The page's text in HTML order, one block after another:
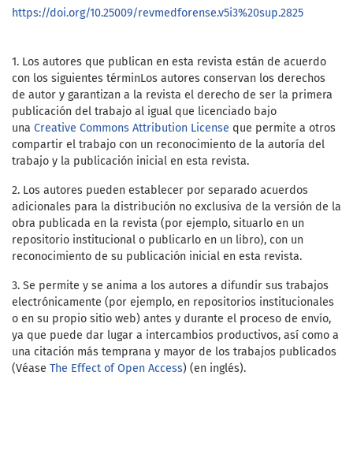
https://doi.org/10.25009/revmedforense.v5i3%20sup.2825
1. Los autores que publican en esta revista están de acuerdo
con los siguientes términLos autores conservan los derechos
de autor y garantizan a la revista el derecho de ser la primera
publicación del trabajo al igual que licenciado bajo
una Creative Commons Attribution License que permite a otros
compartir el trabajo con un reconocimiento de la autoría del
trabajo y la publicación inicial en esta revista.
2. Los autores pueden establecer por separado acuerdos
adicionales para la distribución no exclusiva de la versión de la
obra publicada en la revista (por ejemplo, situarlo en un
repositorio institucional o publicarlo en un libro), con un
reconocimiento de su publicación inicial en esta revista.
3. Se permite y se anima a los autores a difundir sus trabajos
electrónicamente (por ejemplo, en repositorios institucionales
o en su propio sitio web) antes y durante el proceso de envío,
ya que puede dar lugar a intercambios productivos, así como a
una citación más temprana y mayor de los trabajos publicados
(Véase The Effect of Open Access) (en inglés).